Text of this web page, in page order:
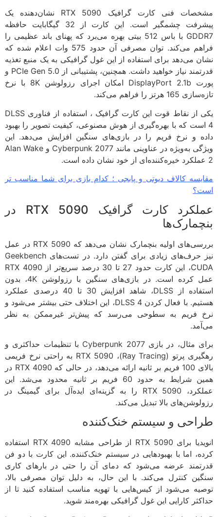
مشخصات فنی کارت ‌گرافیک RTX 5090 نشان‌دهنده یک
پیشرفت چشمگیر است. این کارت از 32 گیگابایت حافظه
GDDR7 با باس 512 بیتی بهره می‌برد که پهنای باند عظیمی را
فراهم می‌کند. توان مصرفی آن حدود 575 وات اعلام شده که
می‌دهد برای استفاده از این غول گرافیکی به یک منبع تغذیه
قدرتمند نیاز خواهید داشت. همچنین، پشتیبانی از PCIe Gen 5.0 و
پورت DisplayPort 2.1b امکان اجرای رزولوشن 8K با نرخ
هرتز را فراهم می‌کند.
یکی از نقاط قوت این کارت گرافیک ، استفاده از فناوری DLSS
که با بهره‌گیری از هوش مصنوعی، کیفیت تصویر را بهبود
و نرخ فریم را در بازی‌های سنگین افزایش می‌دهد. این
ویژگی به‌ویژه در عناوینی مانند Cyberpunk 2077 و Alan Wake
کالاف دیوتی و پابجی ؛ کدام بازی برای شما مناسب تر
عملکرد کارت گرافیک RTX 5090 در
بررسی‌های اولیه بنچمارک نشان می‌دهد که RTX 5090 در عمل
نیز حرف‌های زیادی برای گفتن دارد. در تست‌های Geekbench
CUDA، این کارت حدود 27 تا 30 درصد سریع‌تر از RTX 4090
عمل کرده است. در بازی‌های سنگین با رزولوشن 4K، بدون
استفاده از DLSS، شاهد افزایش 30 تا 40 درصدی عملکرد
هستیم. با فعال کردن DLSS 4، این اختلاف حتی بیشتر می‌شود و
فریم به سطوحی می‌رسد که پیش‌تر غیرممکن به نظر
برای مثال، در بازی Cyberpunk 2077 با تنظیمات حداکثری و
رهگیری پرتو (Ray Tracing)، RTX 5090 به راحتی نرخ فریمی
بالای 100 فریم بر ثانیه ارائه می‌دهد، در حالی که RTX 4090 در
همین شرایط به حدود 60 فریم بر ثانیه محدود می‌شد. این
عملکرد، RTX 5090 را به گزینه‌ای ایده‌آل برای گیمینگ در
بالا تبدیل می‌کند.
و سیستم خنک‌کننده
انویدیا برای RTX 5090 از طراحی مشابه RTX 4090 استفاده
اما با بهبودهایی در سیستم خنک‌کننده. این کارت با دو فن
عرضه می‌شود که دمای آن را حتی در بارهای کاری
کنترل می‌کند. با این حال، به دلیل توان مصرفی بالا،
می‌شود از کیس‌هایی با تهویه مناسب استفاده کنید تا از
کارایی این غول گرافیکی بهره‌مند شوید.